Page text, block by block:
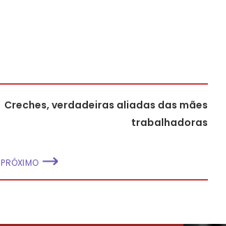
Creches, verdadeiras aliadas das mães
trabalhadoras
PRÓXIMO